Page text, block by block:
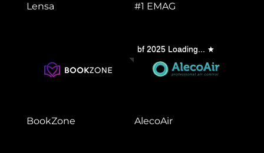
Lensa #1 EMAG
BookZone
bf 2025 Loading...
AlecoAir